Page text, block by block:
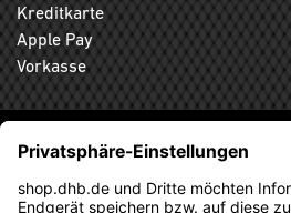
Kreditkarte
Apple Pay
Vorkasse
ABONNIEREN SIE DEN
NEWSLETTER UND VERPASSEN
AKTION MEHR.